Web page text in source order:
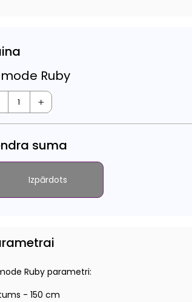
Ruby
+
suma
Izpārdots
Ruby parametri:
- 150 cm